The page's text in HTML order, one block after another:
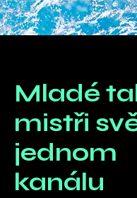
Mladé
mistři
jednom
kanálu